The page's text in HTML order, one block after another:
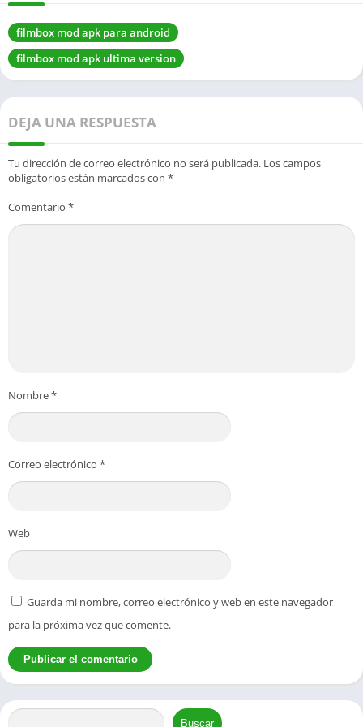
filmbox mod apk para android
filmbox mod apk ultima version
DEJA UNA RESPUESTA
Tu dirección de correo electrónico no será publicada. Los campos
obligatorios están marcados con *
Comentario *
Nombre*
Correo electrónico *
Web
Guarda mi nombre, correo electrónico y web en este navegador
para la próxima vez que comente.
Buscar